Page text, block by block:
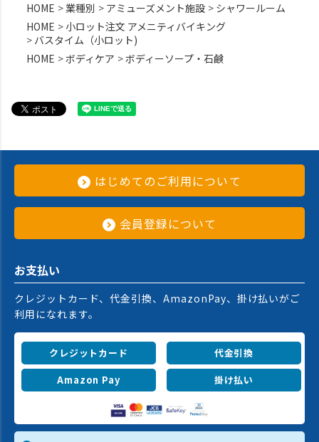
HOME
業種別 アミューズメント施設
シャワールーム
HOME
小ロット注文 アメニティバイキング
バスタイム（小ロット)
HOME
ボディケア ボディーソープ・石鹸
はじめてのご利用について
会員登録について
お支払い
クレジットカード、代金引換、AmazonPay、掛け払いがご
利用になれます。
クレジットカード
代金引換
Amazon Pay
掛け払い